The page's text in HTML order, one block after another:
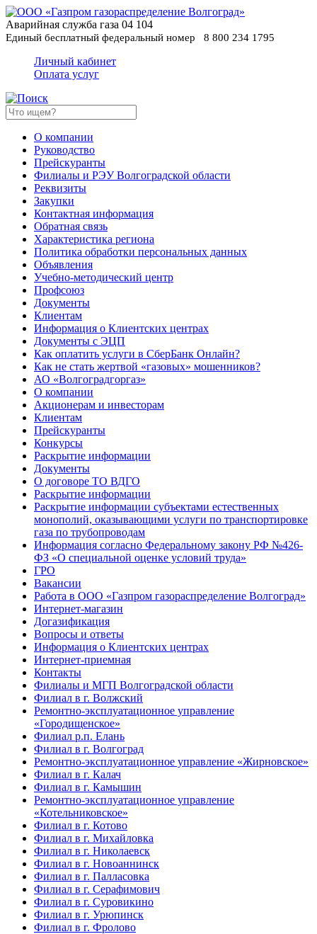
Аварийная служба газа 04 104
Единый бесплатный федеральный номер
8 800 234 1795
Личный кабинет
Оплата услуг
О компании
Руководство
Прейскуранты
Филиалы и РЭУ Волгоградской области
Реквизиты
Закупки
Контактная информация
Обратная связь
Характеристика региона
Политика обработки персональных данных
Oбъявления
Учебно-методический центр
Профсоюз
Документы
Клиентам
Информация о Клиентских центрах
Документы с ЭЦП
Как оплатить услуги в СберБанк Онлайн?
Как не стать жертвой «газовых» мошенников?
АО «Волгоградгоргаз»
О компании
Акционерам и инвесторам
Клиентам
Прейскуранты
Конкурсы
Раскрытие информации
Документы
О договоре ТО ВДГО
Раскрытие информации
Раскрытие информации субъектами естественных
монополий, оказывающими услуги по транспортировке
газа по трубопроводам
Информация согласно Федеральному закону РФ №426-
ФЗ «О специальной оценке условий труда»
ГРО
Вакансии
Работа в ООО «Газпром газораспределение Волгоград»
Интернет-магазин
Догазификация
Вопросы и ответы
Информация о Клиентских центрах
Интернет-приемная
Контакты
Филиалы и МГП Волгоградской области
Филиал в г. Волжский
Ремонтно-эксплуатационное управление
«Городищенское»
Филиал р.п. Елань
Филиал в г. Волгоград
Ремонтно-эксплуатационное управление «Жирновское»
Филиал в г. Калач
Филиал в г. Камышин
Ремонтно-эксплуатационное управление
«Котельниковское»
Филиал в г. Котово
Филиал в г. Михайловка
Филиал в г. Николаевск
Филиал в г. Новоаннинск
Филиал в г. Палласовка
Филиал в г. Серафимович
Филиал в г. Суровикино
Филиал в г. Урюпинск
Филиал в г. Фролово